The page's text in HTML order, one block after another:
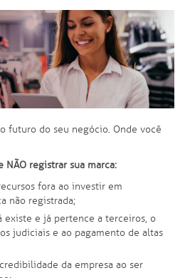
futuro do seu negócio. Onde você
NÃO registrar sua marca:
fora ao investir em
não registrada;
existe e já pertence a terceiros, o
judiciais e ao pagamento de altas
da empresa ao ser